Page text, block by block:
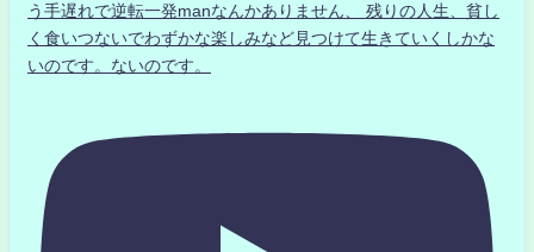
う手遅れで逆転一発manなんかありません、 残りの人生、貧し
く食いつないでわずかな楽しみなど見つけて生きていくしかな
いのです。ないのです。